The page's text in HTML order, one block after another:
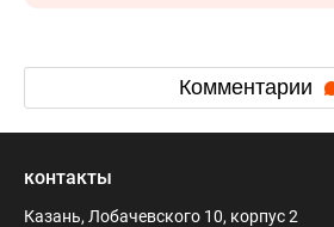
Комментарии
контакты
Казань, Лобачевского 10, корпус 2